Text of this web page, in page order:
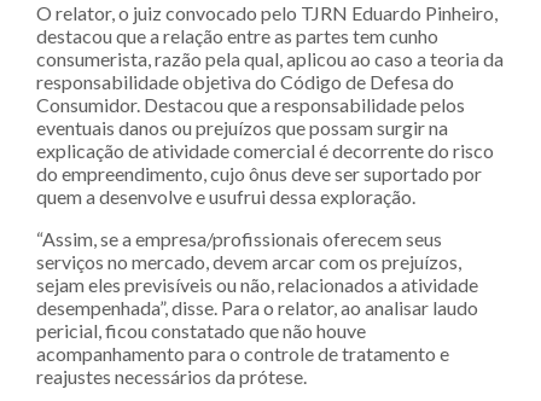
O relator, o juiz convocado pelo TJRN Eduardo Pinheiro,
destacou que a relação entre as partes tem cunho
consumerista, razão pela qual, aplicou ao caso a teoria da
responsabilidade objetiva do Código de Defesa do
Consumidor. Destacou que a responsabilidade pelos
eventuais danos ou prejuízos que possam surgir na
explicação de atividade comercial é decorrente do risco
do empreendimento, cujo ônus deve ser suportado por
quem a desenvolve e usufrui dessa exploração.
“Assim, se a empresa/profissionais oferecem seus
serviços no mercado, devem arcar com os prejuízos,
sejam eles previsíveis ou não, relacionados a atividade
desempenhada”, disse. Para o relator, ao analisar laudo
pericial, ficou constatado que não houve
acompanhamento para o controle de tratamento e
reajustes necessários da prótese.